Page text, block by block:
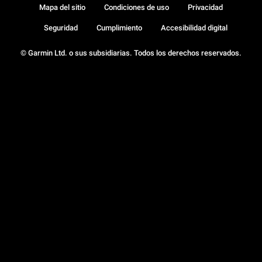
© Garmin Ltd. o sus subsidiarias. Todos los derechos reservados.
Mapa del sitio Condiciones de uso Privacidad
Seguridad Cumplimiento Accesibilidad digital